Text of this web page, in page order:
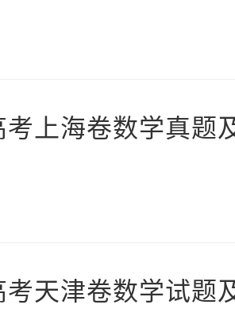
上海卷数学真题
天津卷数学试题